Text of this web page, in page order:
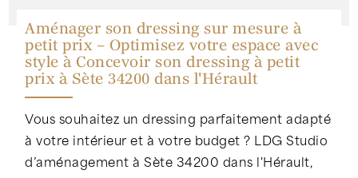
Aménager son dressing sur mesure à
petit prix – Optimisez votre espace avec
style à Concevoir son dressing à petit
prix à Sète 34200 dans l'Hérault
Vous souhaitez un dressing parfaitement adapté
à votre intérieur et à votre budget ? LDG Studio
d’aménagement à Sète 34200 dans l'Hérault,